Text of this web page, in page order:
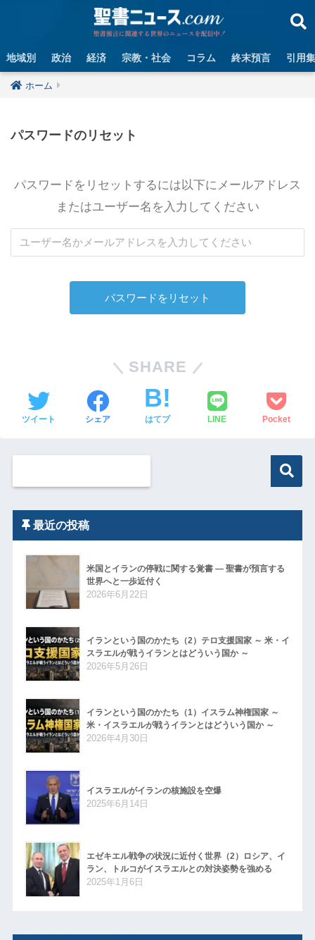
地域別 政治 経済 宗教・社会 コラム 終末預言 引用集
ホーム
パスワードのリセット
パスワードをリセットするには以下にメールアドレス
またはユーザー名を入力してください
SHARE
ツイート シェア はてブ LINE Pocket
最近の投稿
米国とイランの停戦に関する覚書 ― 聖書が預言する
世界へと一歩近付く
2026年6月22日
イランという国のかたち（2）テロ支援国家 ～ 米・イ
スラエルが戦うイランとはどういう国か ～
2026年5月26日
イランという国のかたち（1）イスラム神権国家 ～
米・イスラエルが戦うイランとはどういう国か ～
2026年4月30日
イスラエルがイランの核施設を空爆
2025年6月14日
エゼキエル戦争の状況に近付く世界（2）ロシア、イ
ラン、トルコがイスラエルとの対決姿勢を強める
2025年1月6日